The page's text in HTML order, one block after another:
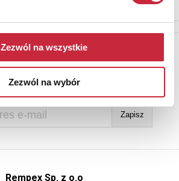
Zezwól na wszystkie
Zezwól na wybór
Newsletter
o nowych aukcjach, prosimy podać
adres e-mail
Rempex Sp. z o.o